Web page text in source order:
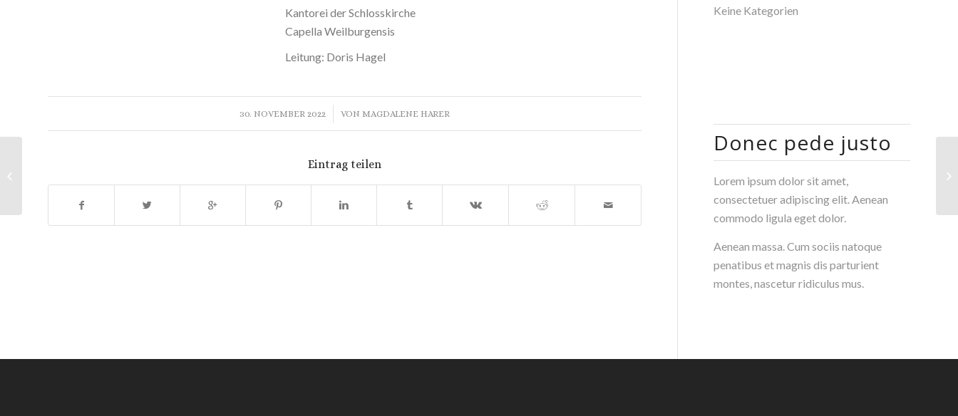
Kantorei der Schlosskirche
Capella Weilburgensis
Leitung: Doris Hagel
30. NOVEMBER 2022
/ VON MAGDALENE HARER
Eintrag teilen
Keine Kategorien
Donec pede justo
Lorem ipsum dolor sit amet,
consectetuer adipiscing elit. Aenean
commodo ligula eget dolor.
Aenean massa. Cum sociis natoque
penatibus et magnis dis parturient
montes, nascetur ridiculus mus.